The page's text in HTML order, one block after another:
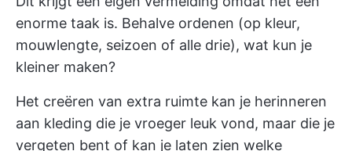
enorme taak is. Behalve ordenen (op kleur,
mouwlengte, seizoen of alle drie), wat kun je
kleiner maken?
Het creëren van extra ruimte kan je herinneren
aan kleding die je vroeger leuk vond, maar die je
vergeten bent of kan je laten zien welke